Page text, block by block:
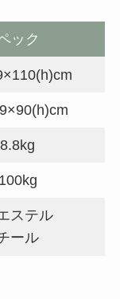
ック
ステル
ール